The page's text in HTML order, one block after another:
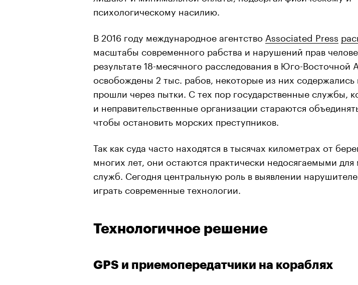
психологическому насилию.
В 2016 году международное агентство Associated Press
масштабы современного рабства и нарушений прав
результате 18-месячного расследования в Юго-Восточной
освобождены 2 тыс. рабов, некоторые из них содержались
прошли через пытки. С тех пор государственные службы,
и неправительственные организации стараются
чтобы остановить морских преступников.
Так как суда часто находятся в тысячах километрах от
многих лет, они остаются практически недосягаемыми
служб. Сегодня центральную роль в выявлении
играть современные технологии.
Технологичное решение
GPS и приемопередатчики на кораблях